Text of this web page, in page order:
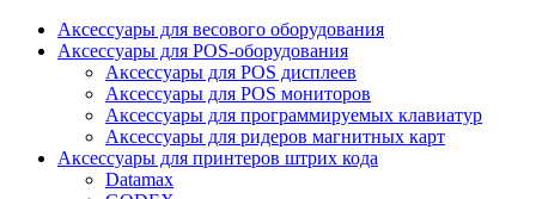
Аксессуары для весового оборудования
Аксессуары для POS-оборудования
Аксессуары для POS дисплеев
Аксессуары для POS мониторов
Аксессуары для программируемых клавиатур
Аксессуары для ридеров магнитных карт
Аксессуары для принтеров штрих кода
Datamax